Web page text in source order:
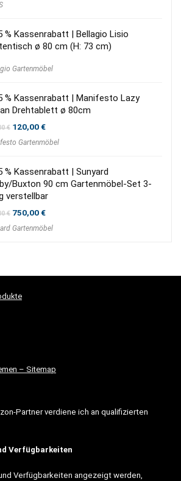
% Kassenrabatt | Bellagio Lisio
ø 80 cm (H: 73 cm)
Gartenmöbel
% Kassenrabatt | Manifesto Lazy
Drehtablett ø 80cm
€ Ursprünglicher
war:
120,00€Aktueller
ist:
Gartenmöbel
% Kassenrabatt | Sunyard
Buxton 90 cm Gartenmöbel-Set 3-
verstellbar
€ Ursprünglicher
war:
750,00€Aktueller
ist:
Gartenmöbel
– Sitemap
Partner verdiene ich an qualifizierten
Verfügbarkeiten
Verfügbarkeiten angezeigt werden,